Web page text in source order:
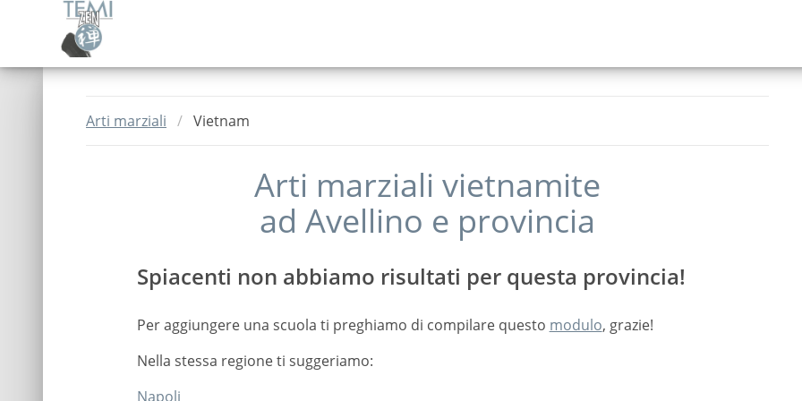
Arti marziali Vietnam
Arti marziali vietnamite
adAvellino e provincia
Spiacenti non abbiamo risultati per questa provincia!
Per aggiungere una scuola ti preghiamo di compilare questo modulo, grazie!
Nella stessa regione ti suggeriamo:
Napoli